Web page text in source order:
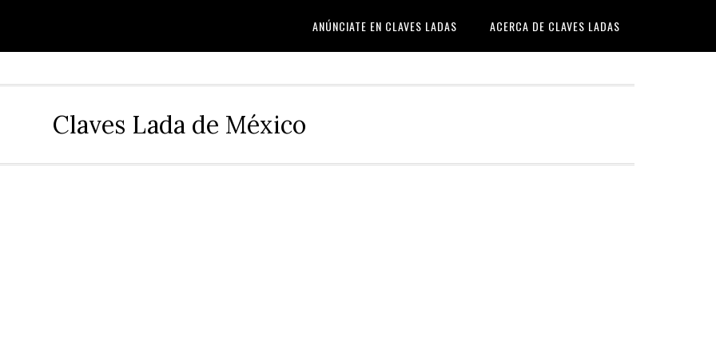
ANÚNCIATE EN CLAVES LADAS ACERCA DE CLAVES LADAS
Claves Lada de México